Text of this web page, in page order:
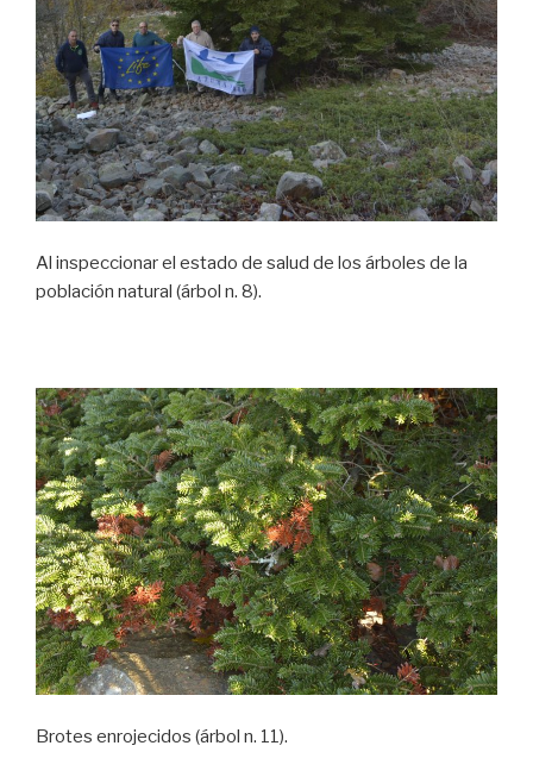
Al inspeccionar el estado de salud de los árboles de la
población natural (árbol n. 8).
Brotes enrojecidos (árbol n. 11).